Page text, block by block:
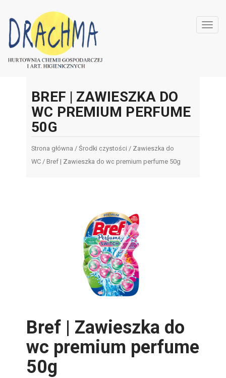
BREF | ZAWIESZKA DO
WC PREMIUM PERFUME
50G
Strona główna /Środki czystości / Zawieszka do
WC / Bref | Zawieszka do wc premium perfume 50g
Bref | Zawieszka do
wc premium perfume
50g